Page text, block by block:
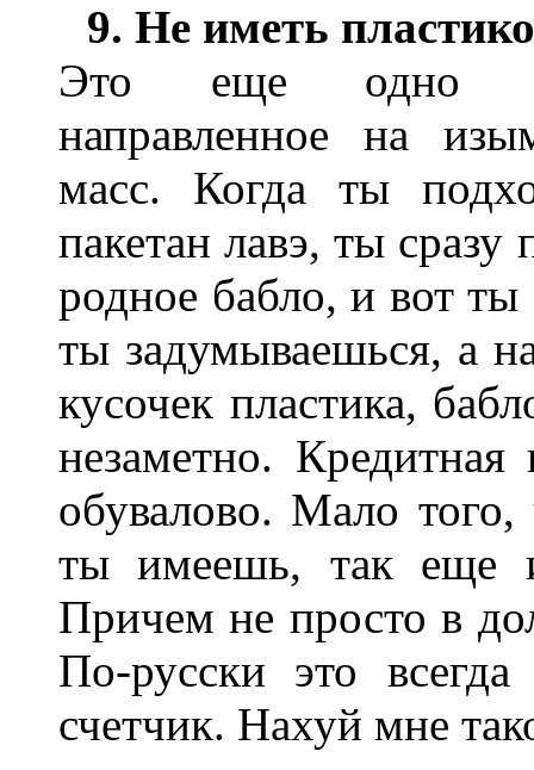
9. Не иметь
Это еще одно
направленное на
масс. Когда ты
пакетан лавэ, ты
родное бабло, и вот ты
ты задумываешься, а
кусочек пластика,
незаметно.
обувалово. Мало
ты имеешь, так еще и
Причем не просто в
По-русски это
счетчик. Нахуй мне